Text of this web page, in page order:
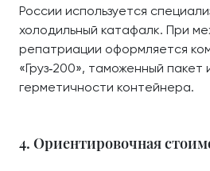
России используется
холодильный катафалк. При
репатриации оформляется
«Груз‑200», таможенный пакет
герметичности контейнера.
4. Ориентировочная